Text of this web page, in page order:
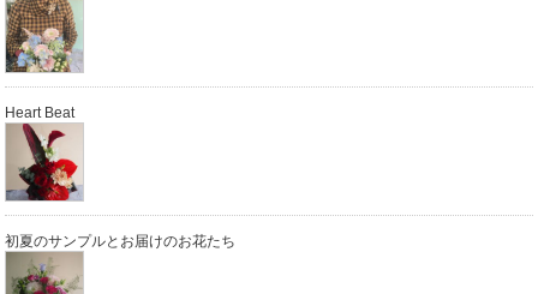
Heart Beat
初夏のサンプルとお届けのお花たち